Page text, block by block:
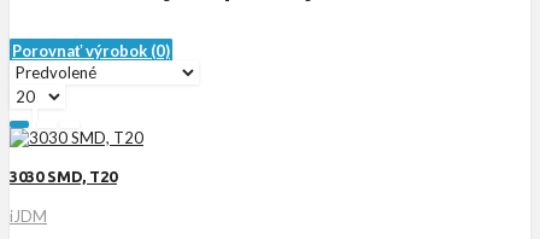
Porovnať výrobok (0)
3030 SMD, T20
iJDM